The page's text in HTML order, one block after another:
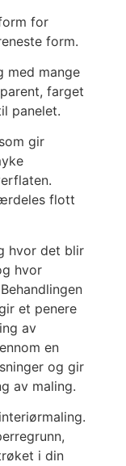
for
form.
mange
farget
panelet.
gir
flott
hvor det blir
hvor
et penere
av
en
og gir
av maling.
i din